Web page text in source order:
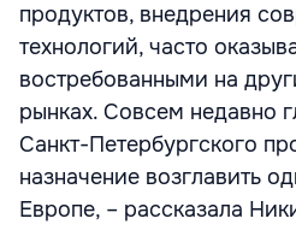
продуктов, внедрения
технологий, часто
востребованными на
рынках. Совсем недавно
Санкт-Петербургского
назначение возглавить
Европе, – рассказала